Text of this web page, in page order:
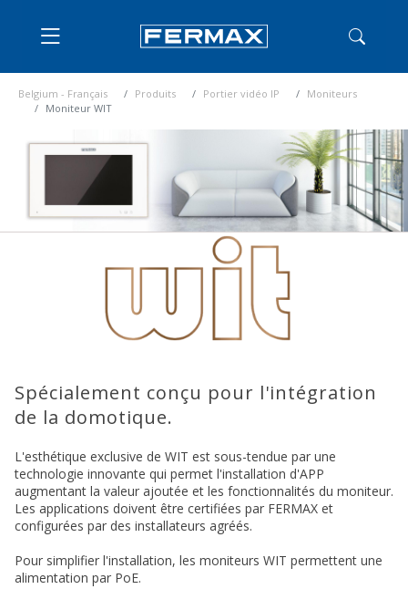
Belgium - Français Produits Portier vidéo IP
Moniteurs
Moniteur WIT
Spécialement conçu pour l'intégration
de la domotique.
L'esthétique exclusive de WIT est sous-tendue par une
technologie innovante qui permet l'installation d'APP
augmentant la valeur ajoutée et les fonctionnalités du moniteur.
Les applications doivent être certifiées par FERMAX et
configurées par des installateurs agréés.
Pour simplifier l'installation, les moniteurs WIT permettent une
alimentation par PoE.